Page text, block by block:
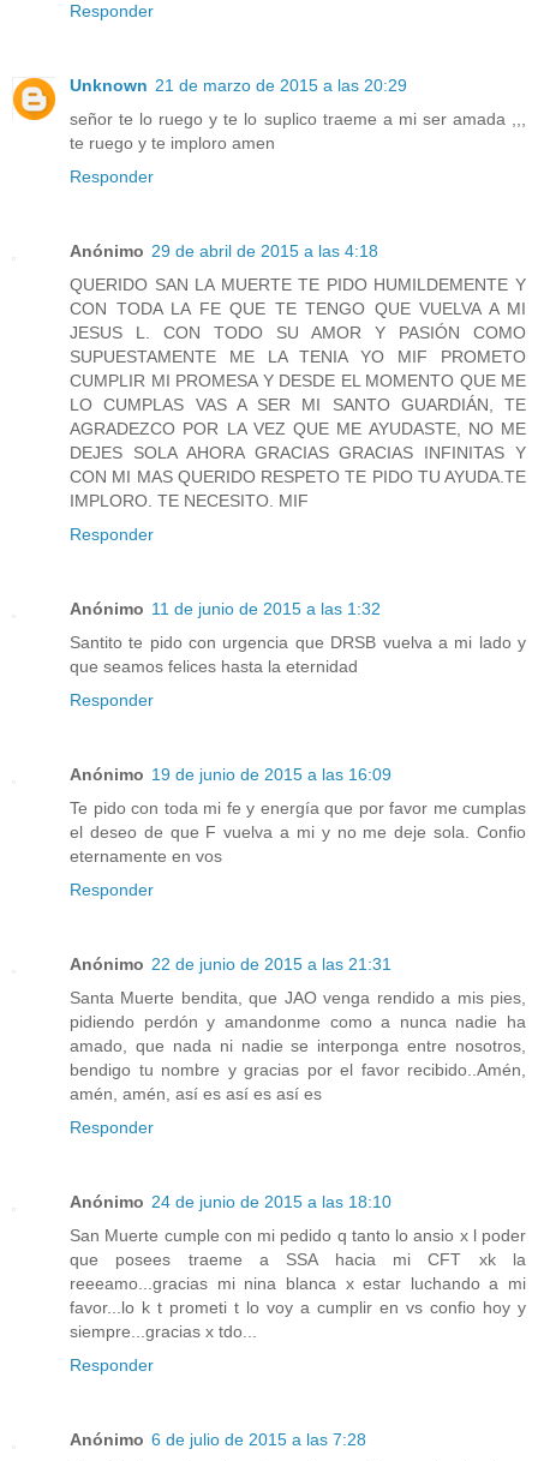
Responder
Unknown 21 de marzo de 2015 a las 20:29
señor te lo ruego y te lo suplico traeme a mi ser amada ,,,
te ruego y te imploro amen
Responder
Anónimo 29 de abril de 2015 a las 4:18
QUERIDO SAN LA MUERTE TE PIDO HUMILDEMENTE Y
CON TODA LA FE QUE TE TENGO QUE VUELVA A MI
JESUS L. CON TODO SU AMOR Y PASIÓN COMO
SUPUESTAMENTE ME LA TENIA YO MIF PROMETO
CUMPLIR MI PROMESA Y DESDE EL MOMENTO QUE ME
LO CUMPLAS VAS A SER MI SANTO GUARDIÁN, TE
AGRADEZCO POR LA VEZ QUE ME AYUDASTE, NO ME
DEJES SOLA AHORA GRACIAS GRACIAS INFINITAS Y
CON MI MAS QUERIDO RESPETO TE PIDO TU AYUDA.TE
IMPLORO. TE NECESITO. MIF
Responder
Anónimo 11 de junio de 2015 a las 1:32
Santito te pido con urgencia que DRSB vuelva a mi lado y
que seamos felices hasta la eternidad
Responder
Anónimo 19 de junio de 2015 a las 16:09
Te pido con toda mi fe y energía que por favor me cumplas
el deseo de que F vuelva a mi y no me deje sola. Confio
eternamente en vos
Responder
Anónimo 22 de junio de 2015 a las 21:31
Santa Muerte bendita, que JAO venga rendido a mis pies,
pidiendo perdón y amandonme como a nunca nadie ha
amado, que nada ni nadie se interponga entre nosotros,
bendigo tu nombre y gracias por el favor recibido..Amén,
amén, amén, así es así es así es
Responder
Anónimo 24 de junio de 2015 a las 18:10
San Muerte cumple con mi pedido q tanto lo ansio x l poder
que posees traeme a SSA hacia mi CFT xk la
reeeamo...gracias mi nina blanca x estar luchando a mi
favor...lo k t prometi t lo voy a cumplir en vs confio hoy y
siempre...gracias x tdo...
Responder
Anónimo 6 de julio de 2015 a las 7:28